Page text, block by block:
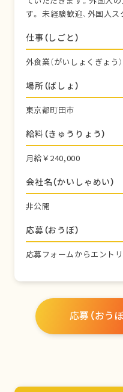
す。 未経験歓迎、外国人
仕事（しごと）
外食業（がいしょくぎょう）
場所（ばしょ）
東京都町田市
給料（きゅうりょう）
月給￥240,000
会社名（かいしゃめい）
非公開
応募（おうぼ）
応募フォームからエント
応募（おう